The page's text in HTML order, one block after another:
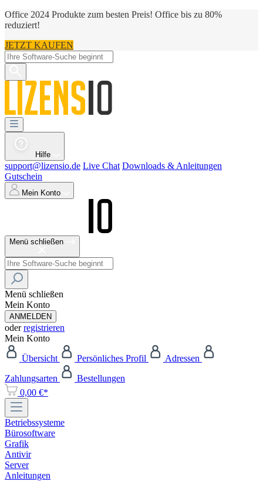
Office 2024 Produkte zum besten Preis! Office bis zu 80%
reduziert!
JETZT KAUFEN
Hilfe
support@lizensio.de Live Chat Downloads & Anleitungen
Gutschein
Mein Konto
Menü schließen
Menü schließen
Mein Konto
ANMELDEN
oderregistrieren
Mein Konto
Übersicht
Persönliches Profil
Adressen
Zahlungsarten
Bestellungen
0,00 €*
Betriebssysteme
Bürosoftware
Grafik
Antivir
Server
Anleitungen